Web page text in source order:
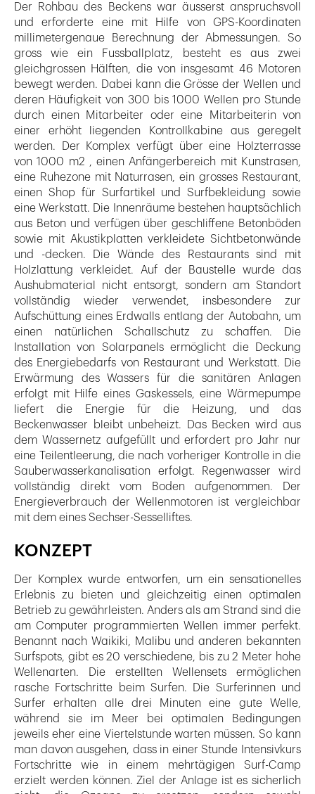
Der Rohbau des Beckens war äusserst anspruchsvoll
und erforderte eine mit Hilfe von GPS-Koordinaten
millimetergenaue Berechnung der Abmessungen. So
gross wie ein Fussballplatz, besteht es aus zwei
gleichgrossen Hälften, die von insgesamt 46 Motoren
bewegt werden. Dabei kann die Grösse der Wellen und
deren Häufigkeit von 300 bis 1000 Wellen pro Stunde
durch einen Mitarbeiter oder eine Mitarbeiterin von
einer erhöht liegenden Kontrollkabine aus geregelt
werden. Der Komplex verfügt über eine Holzterrasse
von 1000 m2 , einen Anfängerbereich mit Kunstrasen,
eine Ruhezone mit Naturrasen, ein grosses Restaurant,
einen Shop für Surfartikel und Surfbekleidung sowie
eine Werkstatt. Die Innenräume bestehen hauptsächlich
aus Beton und verfügen über geschliffene Betonböden
sowie mit Akustikplatten verkleidete Sichtbetonwände
und -decken. Die Wände des Restaurants sind mit
Holzlattung verkleidet. Auf der Baustelle wurde das
Aushubmaterial nicht entsorgt, sondern am Standort
vollständig wieder verwendet, insbesondere zur
Aufschüttung eines Erdwalls entlang der Autobahn, um
einen natürlichen Schallschutz zu schaffen. Die
Installation von Solarpanels ermöglicht die Deckung
des Energiebedarfs von Restaurant und Werkstatt. Die
Erwärmung des Wassers für die sanitären Anlagen
erfolgt mit Hilfe eines Gaskessels, eine Wärmepumpe
liefert die Energie für die Heizung, und das
Beckenwasser bleibt unbeheizt. Das Becken wird aus
dem Wassernetz aufgefüllt und erfordert pro Jahr nur
eine Teilentleerung, die nach vorheriger Kontrolle in die
Sauberwasserkanalisation erfolgt. Regenwasser wird
vollständig direkt vom Boden aufgenommen. Der
Energieverbrauch der Wellenmotoren ist vergleichbar
mit dem eines Sechser-Sesselliftes.
KONZEPT
Der Komplex wurde entworfen, um ein sensationelles
Erlebnis zu bieten und gleichzeitig einen optimalen
Betrieb zu gewährleisten. Anders als am Strand sind die
am Computer programmierten Wellen immer perfekt.
Benannt nach Waikiki, Malibu und anderen bekannten
Surfspots, gibt es 20 verschiedene, bis zu 2 Meter hohe
Wellenarten. Die erstellten Wellensets ermöglichen
rasche Fortschritte beim Surfen. Die Surferinnen und
Surfer erhalten alle drei Minuten eine gute Welle,
während sie im Meer bei optimalen Bedingungen
jeweils eher eine Viertelstunde warten müssen. So kann
man davon ausgehen, dass in einer Stunde Intensivkurs
Fortschritte wie in einem mehrtägigen Surf-Camp
erzielt werden können. Ziel der Anlage ist es sicherlich